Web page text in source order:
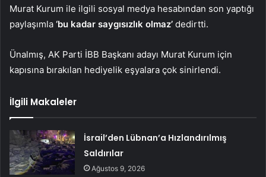
Murat Kurum ile ilgili sosyal medya hesabından son yaptığı
paylaşımla ‘bu kadar saygısızlık olmaz’ dedirtti.
Ünalmış, AK Parti İBB Başkanı adayı Murat Kurum için
kapısına bırakılan hediyelik eşyalara çok sinirlendi.
İlgili Makaleler
İsrail’den Lübnan’a Hızlandırılmış
Saldırılar
Ağustos 9, 2026